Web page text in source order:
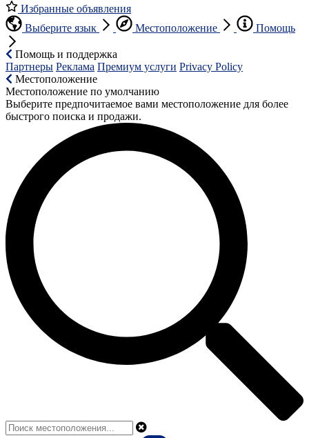
Избранные объявления
Выберите язык
Местоположение Помощь
Помощь и поддержка
Партнеры Реклама Премиум услуги Privacy Policy
Местоположение
Местоположение по умолчанию
Выберите предпочитаемое вами местоположение для более
быстрого поиска и продажи.